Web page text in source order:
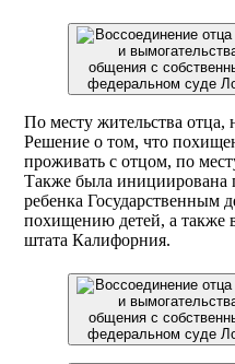
По месту жительства отца,
Решение о том, что
проживать с отцом, по
Также была инициирована
ребенка
похищению детей, а также
штата Калифорния.